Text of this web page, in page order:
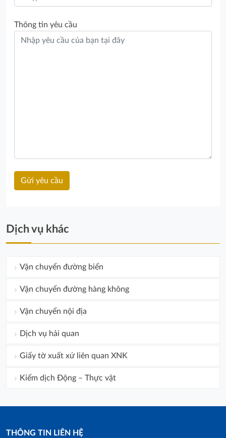
Thông tin yêu cầu
Dịch vụ khác
Vận chuyển đường biển
Vận chuyển đường hàng không
Vận chuyển nội địa
Dịch vụ hải quan
Giấy tờ xuất xứ liên quan XNK
Kiểm dịch Động – Thực vật
THÔNG TIN LIÊN HỆ